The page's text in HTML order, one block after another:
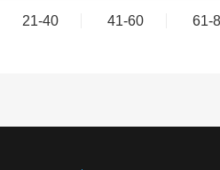
21-40 41-60 61-